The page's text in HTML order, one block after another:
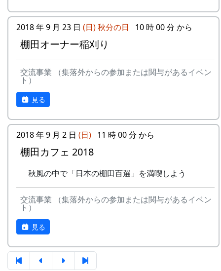
2018 年 9 月 23 日 (日)秋分の日 10 時 00 分 から
棚田オーナー稲刈り
交流事業 （集落外からの参加または関与があるイベン
ト）
見る
2018 年 9 月 2 日 (日) 11 時 00 分 から
棚田カフェ 2018
秋風の中で「日本の棚田百選」を満喫しよう
交流事業 （集落外からの参加または関与があるイベン
ト）
見る